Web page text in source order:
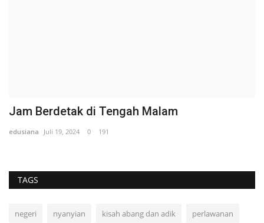
Jam Berdetak di Tengah Malam
edusiana Juli 19, 2024 0 191
TAGS
negeri nyanyian kisah abang dan adik perlawanan